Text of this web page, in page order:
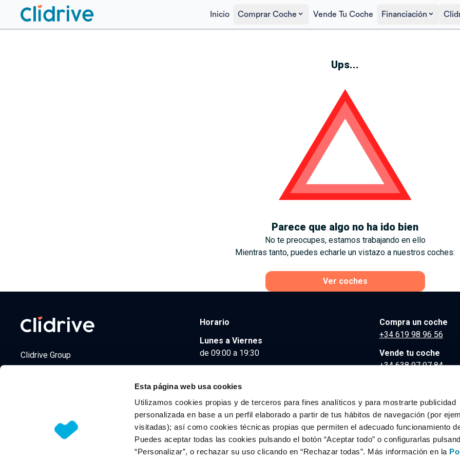
Esta página web usa cookies
Utilizamos cookies propias y de terceros para fines analíticos y para mostrarte publicidad
personalizada en base a un perfil elaborado a partir de tus hábitos de navegación (por
visitadas); así como cookies técnicas propias que permiten el adecuado funcionamiento
Puedes aceptar todas las cookies pulsando el botón “Aceptar todo” o configurarlas
“Personalizar”, o rechazar su uso clicando en “Rechazar todas”. Más información en la
Inicio Comprar Coche Vende Tu Coche Financiación
Ups...
Parece que algo no ha ido bien
No te preocupes, estamos trabajando en ello
Mientras tanto, puedes echarle un vistazo a nuestros coches:
Ver coches
Clidrive Group
Horario
Lunes a Viernes
de 09:00 a 19:30
Compra un coche
+34 619 98 96 56
Vende tu coche
+34 638 97 97 84
© 2026 CLIDRIVE CAPITAL, SOCIEDAD LIMITADA. Todos los derechos reservados.